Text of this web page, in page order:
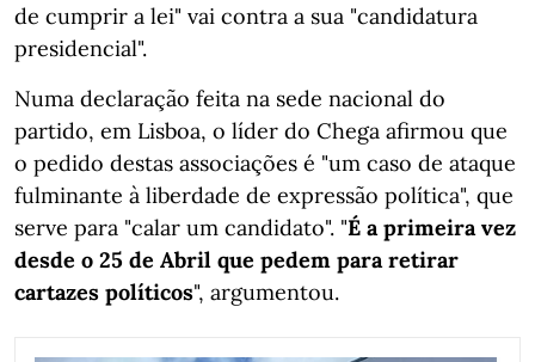
de cumprir a lei" vai contra a sua "candidatura
presidencial".
Numa declaração feita na sede nacional do
partido, em Lisboa, o líder do Chega afirmou que
o pedido destas associações é "um caso de ataque
fulminante à liberdade de expressão política", que
serve para "calar um candidato". "É a primeira vez
desde o 25 de Abril que pedem para retirar
cartazes políticos", argumentou.